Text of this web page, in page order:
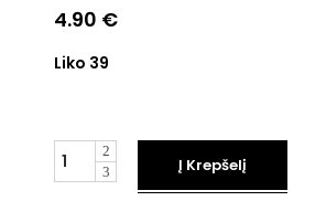
4.90 €
Liko 39
Kiekis
Į Krepšelį